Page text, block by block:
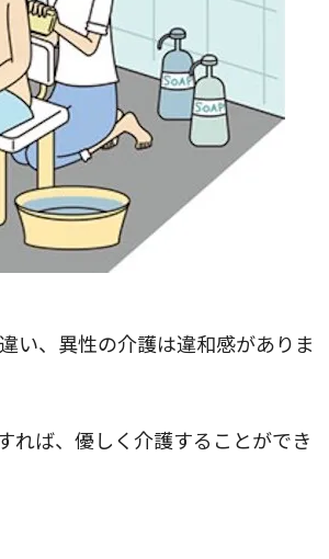
い、異性の介護は違和感がありま
れば、優しく介護することができ
閉じる